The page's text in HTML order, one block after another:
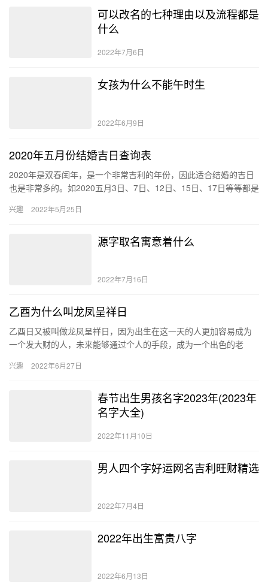
可以改名的七种理由以及流程都是
什么
2022年7月6日
女孩为什么不能午时生
2022年6月9日
2020年五月份结婚吉日查询表
2020年是双春闰年，是一个非常吉利的年份，因此适合结婚的吉日
也是非常多的。如2020五月3日、7日、12日、15日、17日等等都是
兴趣 2022年5月25日
源字取名寓意着什么
2022年7月16日
乙酉为什么叫龙凤呈祥日
乙酉日又被叫做龙凤呈祥日，因为出生在这一天的人更加容易成为
一个发大财的人，未来能够通过个人的手段，成为一个出色的老
酉日…
兴趣 2022年6月27日
春节出生男孩名字2023年(2023年
名字大全)
2022年11月10日
男人四个字好运网名吉利旺财精选
2022年7月4日
2022年出生富贵八字
2022年6月13日